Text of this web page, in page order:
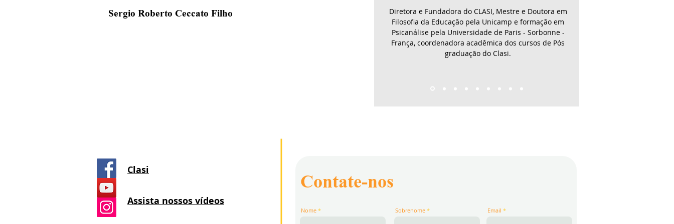
Representa a concretude da vida e a construção de uma organização que visa a elevação de um coletivo.
Sergio Roberto Ceccato Filho
Diretora e Fundadora do CLASI, Mestre e Doutora em
Filosofia da Educação pela Unicamp e formação em
Psicanálise pela Universidade de Paris - Sorbonne -
França, coordenadora acadêmica dos cursos de Pós
graduação do Clasi.
Contate-nos
Nome Sobrenome Email
Clasi
Assista nossos vídeos